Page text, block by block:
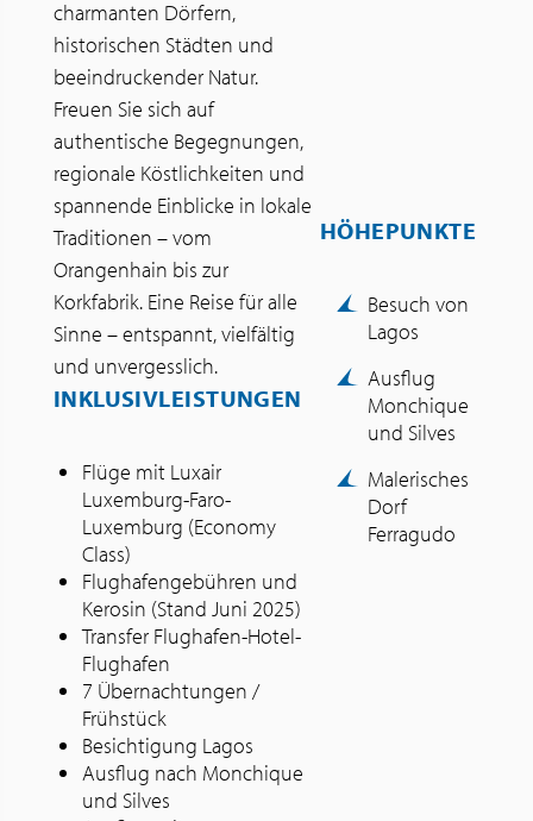
charmanten Dörfern,
historischen Städten und
beeindruckender Natur.
Freuen Sie sich auf
authentische Begegnungen,
regionale Köstlichkeiten und
spannende Einblicke in lokale
Traditionen – vom
Orangenhain bis zur
Korkfabrik. Eine Reise für alle
Sinne – entspannt, vielfältig
und unvergesslich.
INKLUSIVLEISTUNGEN
Flüge mit Luxair
Luxemburg-Faro-
Luxemburg (Economy
Class)
Flughafengebühren und
Kerosin (Stand Juni 2025)
Transfer Flughafen-Hotel-
Flughafen
7 Übernachtungen /
Frühstück
Besichtigung Lagos
Ausflug nach Monchique
und Silves
HÖHEPUNKTE
Besuch von
Lagos
Ausflug
Monchique
und Silves
Malerisches
Dorf
Ferragudo